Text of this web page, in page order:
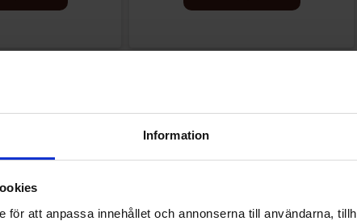
Information
för att anpassa innehållet och annonserna till användarna,
Andra gillade